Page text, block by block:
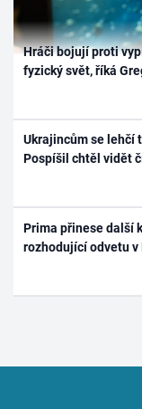
Hráči bojují proti
fyzický svět, říká
Ukrajincům se lehčí
Pospíšil chtěl vidět
Prima přinese další
rozhodující odvetu v